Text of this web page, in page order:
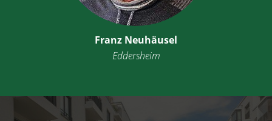
Franz Neuhäusel
Eddersheim